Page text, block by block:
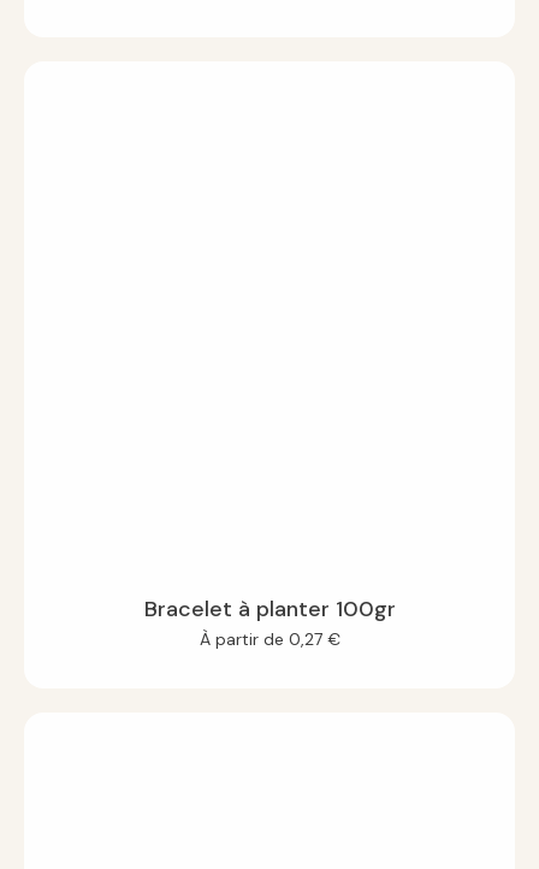
Bracelet à planter 100gr
À partir de 0,27 €